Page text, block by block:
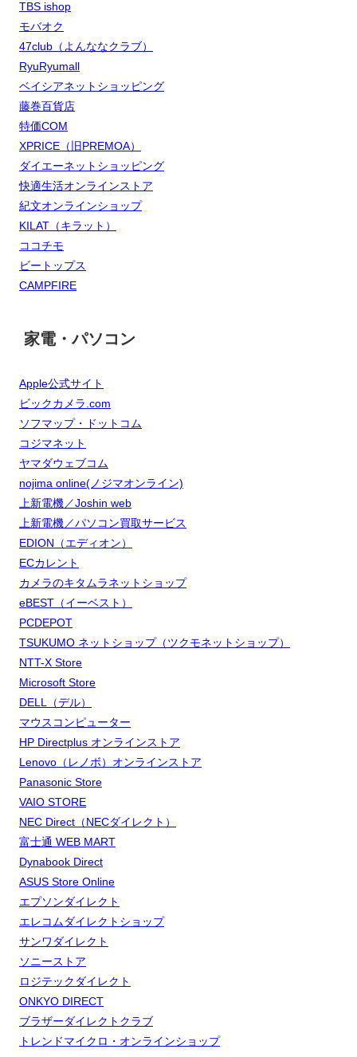
TBS ishop
モバオク
47club（よんななクラブ）
RyuRyumall
ベイシアネットショッピング
藤巻百貨店
特価COM
XPRICE（旧PREMOA）
ダイエーネットショッピング
快適生活オンラインストア
紀文オンラインショップ
KILAT（キラット）
ココチモ
ビートップス
CAMPFIRE
家電・パソコン
Apple公式サイト
ビックカメラ.com
ソフマップ・ドットコム
コジマネット
ヤマダウェブコム
nojima online(ノジマオンライン)
上新電機／Joshin web
上新電機／パソコン買取サービス
EDION（エディオン）
ECカレント
カメラのキタムラネットショップ
eBEST（イーベスト）
PCDEPOT
TSUKUMO ネットショップ（ツクモネットショップ）
NTT-X Store
Microsoft Store
DELL（デル）
マウスコンピューター
HP Directplus オンラインストア
Lenovo（レノボ）オンラインストア
Panasonic Store
VAIO STORE
NEC Direct（NECダイレクト）
富士通 WEB MART
Dynabook Direct
ASUS Store Online
エプソンダイレクト
エレコムダイレクトショップ
サンワダイレクト
ソニーストア
ロジテックダイレクト
ONKYO DIRECT
ブラザーダイレクトクラブ
トレンドマイクロ・オンラインショップ